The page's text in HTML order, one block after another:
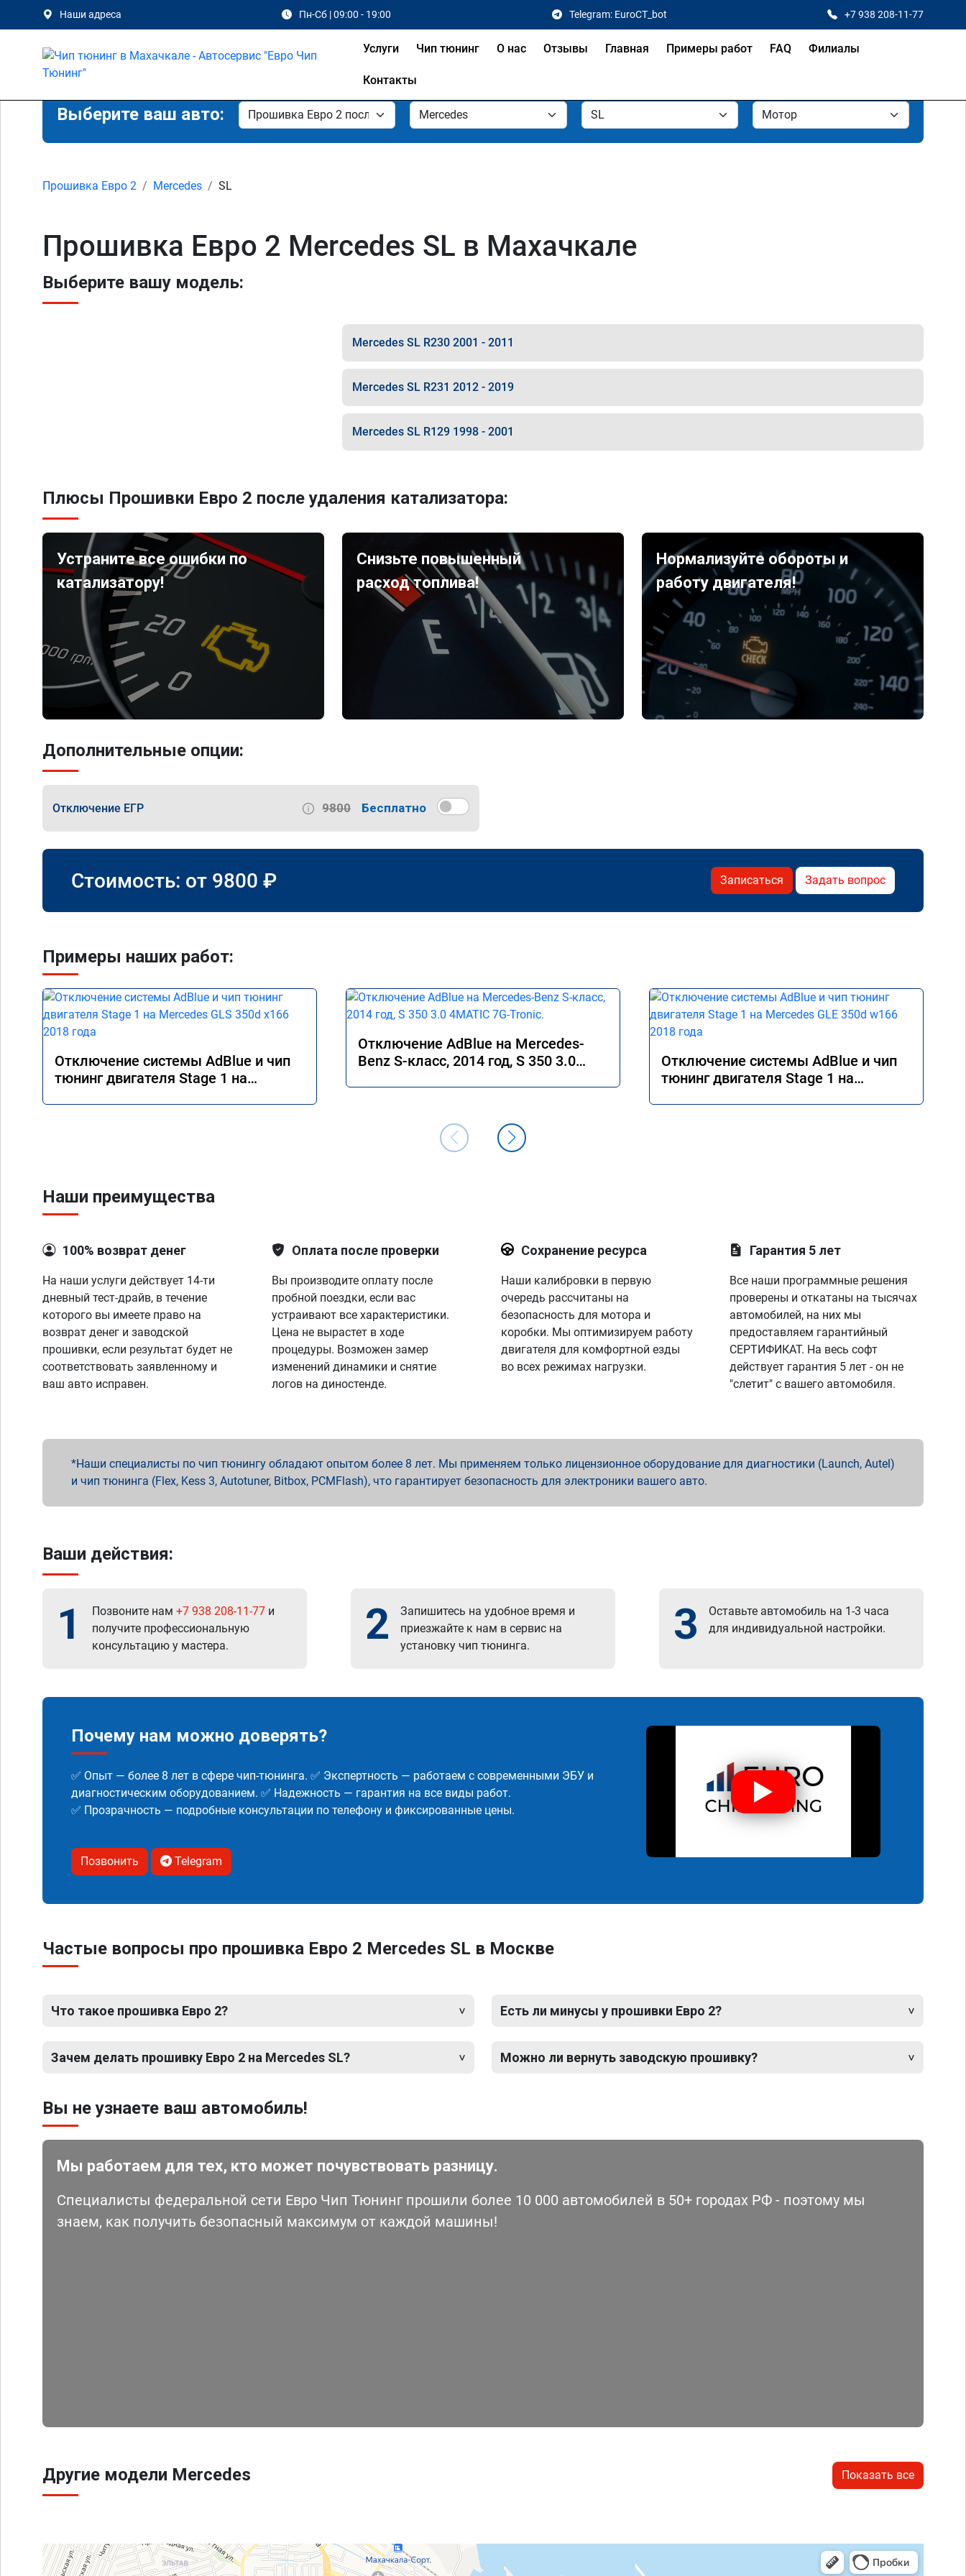
Наши адреса Пн-Сб | 09:00 - 19:00 Telegram: EuroCT_bot +7 938 208-11-77
Услуги Чип тюнинг О нас Отзывы Главная Примеры работ FAQ Филиалы
Контакты
Выберите ваш авто:
Прошивка Евро 2 Mercedes SL
Прошивка Евро 2 Mercedes SL в Махачкале
Выберите вашу модель:
Mercedes SL R230 2001 - 2011
Mercedes SL R231 2012 - 2019
Mercedes SL R129 1998 - 2001
Плюсы Прошивки Евро 2 после удаления катализатора:
Устраните все ошибки по
катализатору!
Снизьте повышенный
расход топлива!
Нормализуйте обороты и
работу двигателя!
Дополнительные опции:
Отключение ЕГР 9800 Бесплатно
Стоимость: от 9800 ₽ Записаться Задать вопрос
Примеры наших работ:
Отключение системы AdBlue и чип
тюнинг двигателя Stage 1 на
Отключение AdBlue на Mercedes-
Benz S-класс, 2014 год, S 350 3.0
Отключение системы AdBlue и чип
тюнинг двигателя Stage 1 на
Наши преимущества
100% возврат денег
На наши услуги действует 14-ти
дневный тест-драйв, в течение
которого вы имеете право на
возврат денег и заводской
прошивки, если результат будет не
соответствовать заявленному и
ваш авто исправен.
Оплата после проверки
Вы производите оплату после
пробной поездки, если вас
устраивают все характеристики.
Цена не вырастет в ходе
процедуры. Возможен замер
изменений динамики и снятие
логов на диностенде.
Сохранение ресурса
Наши калибровки в первую
очередь рассчитаны на
безопасность для мотора и
коробки. Мы оптимизируем работу
двигателя для комфортной езды
во всех режимах нагрузки.
Гарантия 5 лет
Все наши программные решения
проверены и откатаны на тысячах
автомобилей, на них мы
предоставляем гарантийный
СЕРТИФИКАТ. На весь софт
действует гарантия 5 лет - он не
"слетит" с вашего автомобиля.
Наши специалисты по чип тюнингу обладают опытом более 8 лет. Мы применяем только лицензионное оборудование для диагностики (Launch, Autel)
и чип тюнинга (Flex, Kess 3, Autotuner, Bitbox, PCMFlash), что гарантирует безопасность для электроники вашего авто.
Ваши действия:
1 Позвоните нам +7 938 208-11-77 и
получите профессиональную
консультацию у мастера.
2
Запишитесь на удобное время и
приезжайте к нам в сервис на
установку чип тюнинга.
3
Оставьте автомобиль на 1-3 часа
для индивидуальной настройки.
Почему нам можно доверять?
✅ Опыт — более 8 лет в сфере чип-тюнинга. ✅ Экспертность — работаем с современными ЭБУ и
диагностическим оборудованием. ✅ Надежность — гарантия на все виды работ.
✅ Прозрачность — подробные консультации по телефону и фиксированные цены.
Позвонить Telegram
Частые вопросы про прошивка Евро 2 Mercedes SL в Москве
Что такое прошивка Евро 2?
Зачем делать прошивку Евро 2 на Mercedes SL?
Есть ли минусы у прошивки Евро 2?
Можно ли вернуть заводскую прошивку?
Вы не узнаете ваш автомобиль!
Мы работаем для тех, кто может почувствовать разницу.
Специалисты федеральной сети Евро Чип Тюнинг прошили более 10 000 автомобилей в 50+ городах РФ - поэтому мы
знаем, как получить безопасный максимум от каждой машины!
Другие модели Mercedes Показать все